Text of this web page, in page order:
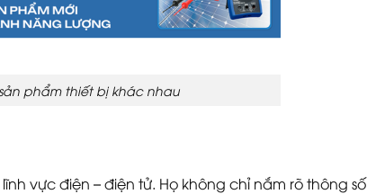
phẩm thiết bị khác nhau
vực điện – điện tử. Họ không chỉ nắm rõ thông số